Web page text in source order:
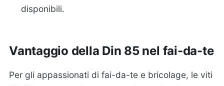
disponibili.
Vantaggio della Din 85 nel fai-da-te
Per gli appassionati di fai-da-te e bricolage, le viti